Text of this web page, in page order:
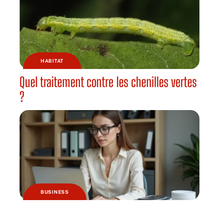
HABITAT
Quel traitement contre les chenilles vertes
?
BUSINESS